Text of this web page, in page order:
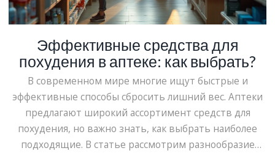
Эффективные средства для
похудения в аптеке: как выбрать?
В современном мире многие ищут быстрые и
эффективные способы сбросить лишний вес. Аптеки
предлагают широкий ассортимент средств для
похудения, но важно знать, как выбрать наиболее
подходящие. В статье рассмотрим разнообразие